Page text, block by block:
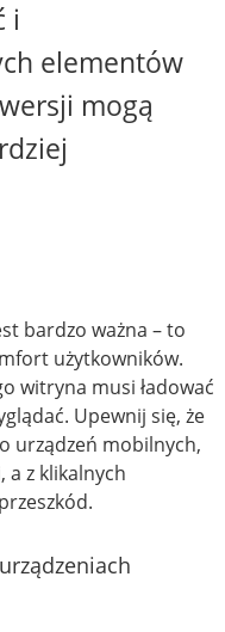
i
elementów
mogą
bardzo ważna – to
użytkowników.
witryna musi ładować
Upewnij się, że
urządzeń mobilnych,
z klikalnych